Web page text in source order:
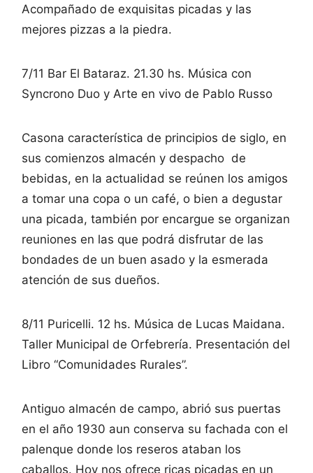
Acompañado de exquisitas picadas y las
mejores pizzas a la piedra.
7/11 Bar El Bataraz. 21.30 hs. Música con
Syncrono Duo y Arte en vivo de Pablo Russo
Casona característica de principios de siglo, en
sus comienzos almacén y despacho de
bebidas, en la actualidad se reúnen los amigos
a tomar una copa o un café, o bien a degustar
una picada, también por encargue se organizan
reuniones en las que podrá disfrutar de las
bondades de un buen asado y la esmerada
atención de sus dueños.
8/11 Puricelli. 12 hs. Música de Lucas Maidana.
Taller Municipal de Orfebrería. Presentación del
Libro “Comunidades Rurales”.
Antiguo almacén de campo, abrió sus puertas
en el año 1930 aun conserva su fachada con el
palenque donde los reseros ataban los
caballos. Hoy nos ofrece ricas picadas en un